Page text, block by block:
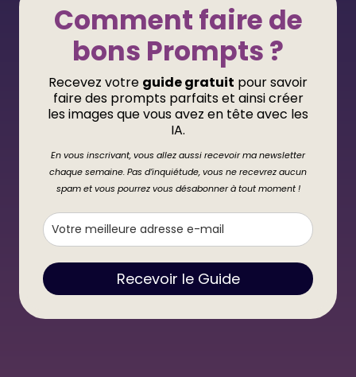
Comment faire de
bons Prompts ?
Recevez votre guide gratuit pour savoir
faire des prompts parfaits et ainsi créer
les images que vous avez en tête avec les
IA.
En vous inscrivant, vous allez aussi recevoir ma newsletter
chaque semaine. Pas d’inquiétude, vous ne recevrez aucun
spam et vous pourrez vous désabonner à tout moment !
Recevoir le Guide